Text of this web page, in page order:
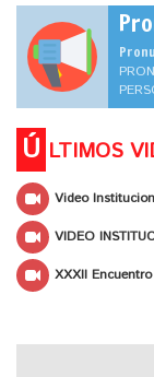
Ú LTIMOS
Video
VIDEO
XXXII